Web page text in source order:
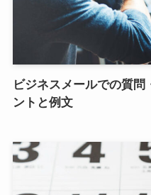
ビジネスメールでの質
ントと例文